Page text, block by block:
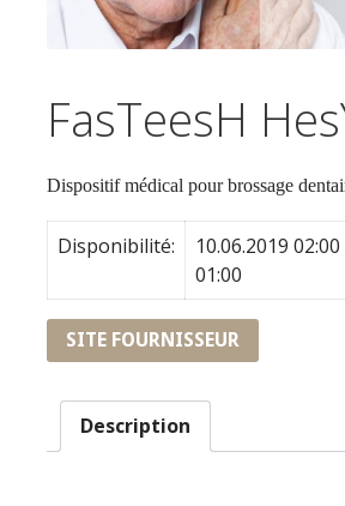
FasTeesH
Dispositif médical pour brossage
Disponibilité:
10.06.2019
01:00
SITE FOURNISSEUR
Description